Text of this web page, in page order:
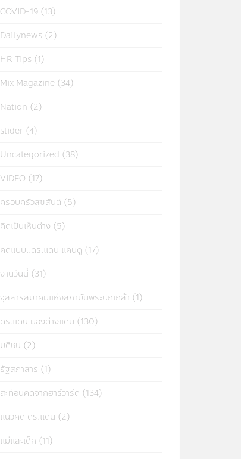
COVID-19 (13)
Dailynews (2)
HR Tips (1)
Mix Magazine (34)
Nation (2)
slider (4)
Uncategorized (38)
VIDEO (17)
ครอบครัวสุขสันต์ (5)
คิดเป็นเห็นต่าง (5)
คิดแบบ..ดร.แดน แคนดู (17)
งานวันนี้ (31)
จุลสารสมาคมแห่งสถาบันพระปกเกล้า (1)
ดร.แดน มองต่างแดน (130)
มติชน (2)
รัฐสภาสาร (1)
สะท้อนคิดจากฮาร์วาร์ด (134)
แนวคิด ดร.แดน (2)
แม่และเด็ก (11)